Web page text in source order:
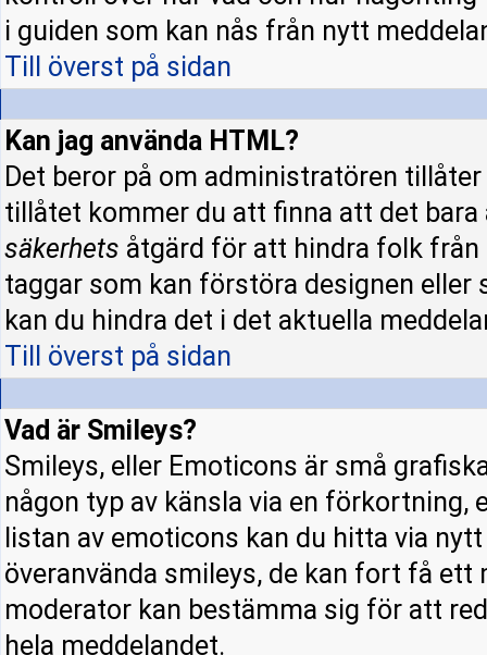
i guiden som kan nås från nytt
Till överst på sidan
Kan jag använda HTML?
Det beror på om administratören
tillåtet kommer du att finna att det
säkerhets åtgärd för att hindra folk
taggar som kan förstöra designen eller
kan du hindra det i det aktuella
Till överst på sidan
Vad är Smileys?
Smileys, eller Emoticons är små
någon typ av känsla via en förkortning,
listan av emoticons kan du hitta via
överanvända smileys, de kan fort få
moderator kan bestämma sig för att
hela meddelandet.